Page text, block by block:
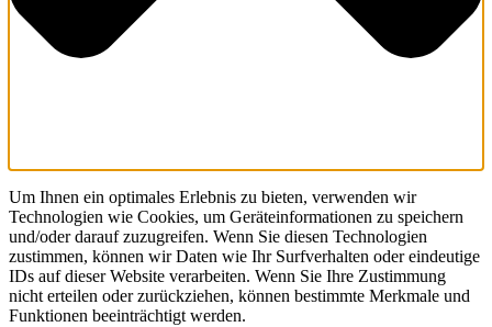
Um Ihnen ein optimales Erlebnis zu bieten, verwenden wir
Technologien wie Cookies, um Geräteinformationen zu speichern
und/oder darauf zuzugreifen. Wenn Sie diesen Technologien
zustimmen, können wir Daten wie Ihr Surfverhalten oder eindeutige
IDs auf dieser Website verarbeiten. Wenn Sie Ihre Zustimmung
nicht erteilen oder zurückziehen, können bestimmte Merkmale und
Funktionen beeinträchtigt werden.